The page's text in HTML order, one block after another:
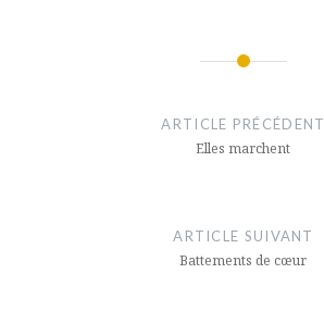
ARTICLE PRÉCÉDENT
Elles marchent
ARTICLE SUIVANT
Battements de cœur